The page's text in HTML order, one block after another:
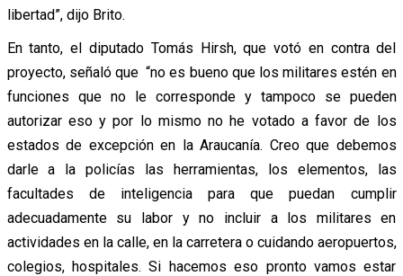
libertad”, dijo Brito.
En tanto, el diputado Tomás Hirsh, que votó en contra del
proyecto, señaló que “no es bueno que los militares estén en
funciones que no le corresponde y tampoco se pueden
autorizar eso y por lo mismo no he votado a favor de los
estados de excepción en la Araucanía. Creo que debemos
darle a la policías las herramientas, los elementos, las
facultades de inteligencia para que puedan cumplir
adecuadamente su labor y no incluir a los militares en
actividades en la calle, en la carretera o cuidando aeropuertos,
colegios, hospitales. Si hacemos eso pronto vamos estar